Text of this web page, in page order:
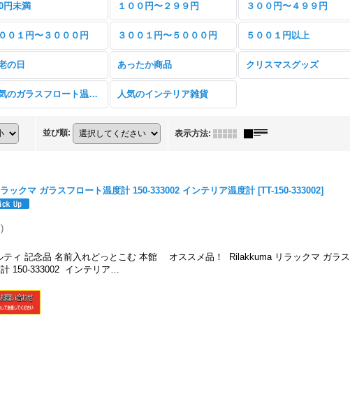
円未満 １００円〜２９９円 ３００円〜４９９円
０１円〜３０００円 ３００１円〜５０００円 ５００１円以上
の日 あったか商品 クリスマスグッズ
人気のガラスフロート温度計 人気のインテリア雑貨
並び順: 表示方法:
ックマ ガラスフロート温度計 150-333002 インテリア温度計 [TT-150-333002]
)
ティ 記念品 名前入れどっとこむ 本館 オススメ品！ Rilakkuma リラックマ ガラス
計 150-333002 インテリア…